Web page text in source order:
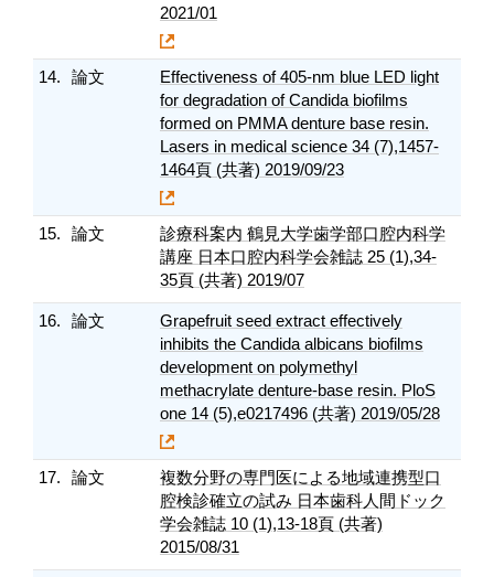
2021/01
14. 論文
Effectiveness of 405-nm blue LED light
for degradation of Candida biofilms
formed on PMMA denture base resin.
Lasers in medical science 34 (7),1457-
1464頁 (共著) 2019/09/23
15. 論文
診療科案内 鶴見大学歯学部口腔内科学
講座 日本口腔内科学会雑誌 25 (1),34-
35頁 (共著) 2019/07
16. 論文
Grapefruit seed extract effectively
inhibits the Candida albicans biofilms
development on polymethyl
methacrylate denture-base resin. PloS
one 14 (5),e0217496 (共著) 2019/05/28
17. 論文
複数分野の専門医による地域連携型口
腔検診確立の試み 日本歯科人間ドック
学会雑誌 10 (1),13-18頁 (共著)
2015/08/31